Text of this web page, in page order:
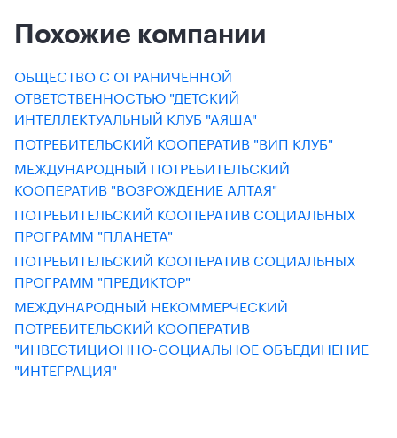
Похожие компании
ОБЩЕСТВО С ОГРАНИЧЕННОЙ
ОТВЕТСТВЕННОСТЬЮ "ДЕТСКИЙ
ИНТЕЛЛЕКТУАЛЬНЫЙ КЛУБ "АЯША"
ПОТРЕБИТЕЛЬСКИЙ КООПЕРАТИВ "ВИП КЛУБ"
МЕЖДУНАРОДНЫЙ ПОТРЕБИТЕЛЬСКИЙ
КООПЕРАТИВ "ВОЗРОЖДЕНИЕ АЛТАЯ"
ПОТРЕБИТЕЛЬСКИЙ КООПЕРАТИВ СОЦИАЛЬНЫХ
ПРОГРАММ "ПЛАНЕТА"
ПОТРЕБИТЕЛЬСКИЙ КООПЕРАТИВ СОЦИАЛЬНЫХ
ПРОГРАММ "ПРЕДИКТОР"
МЕЖДУНАРОДНЫЙ НЕКОММЕРЧЕСКИЙ
ПОТРЕБИТЕЛЬСКИЙ КООПЕРАТИВ
"ИНВЕСТИЦИОННО-СОЦИАЛЬНОЕ ОБЪЕДИНЕНИЕ
"ИНТЕГРАЦИЯ"